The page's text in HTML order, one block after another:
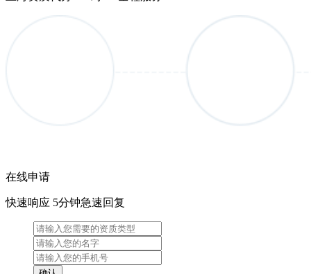
在线申请
快速响应 5分钟急速回复